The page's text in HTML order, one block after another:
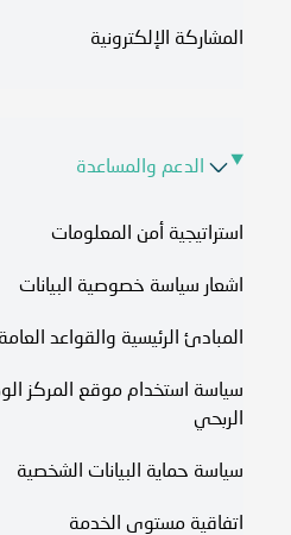
المشاركة الإلكترونية
الدعم والمساعدة
استراتيجية أمن المعلومات
اشعار سياسة خصوصية البيانات
المبادئ الرئيسية والقواعد
سياسة استخدام موقع المركز
الربحي
سياسة حماية البيانات الشخصية
اتفاقية مستوى الخدمة​